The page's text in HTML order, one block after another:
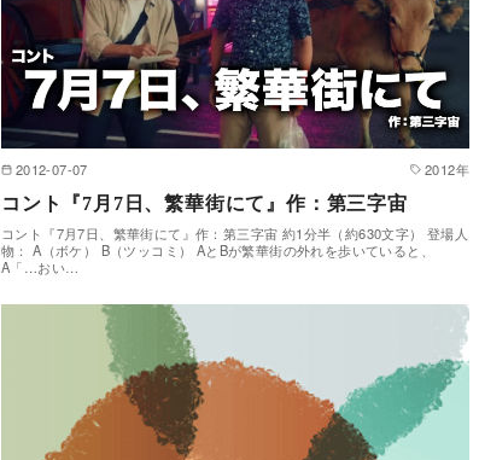
2012-07-07 2012年
コント『7月7日、繁華街にて』作：第三字宙
コント『7月7日、繁華街にて』作：第三字宙 約1分半（約630文字） 登場人
物： A（ボケ） B（ツッコミ） AとBが繁華街の外れを歩いていると、
A「…おい…